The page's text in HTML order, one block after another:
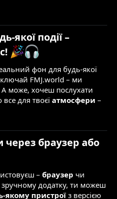
якої події –
фон для будь-якої
FMJ.world – ми
А може, хочеш послухати
для твоєї атмосфери –
браузер або
– браузер чи
додатку, ти можеш
якому пристрої з версією